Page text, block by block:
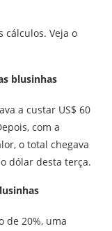
cálculos. Veja o
blusinhas
a custar US$ 60
com a
o total chegava
dólar desta terça.
de 20%, uma